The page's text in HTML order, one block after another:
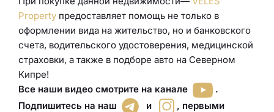
Property предоставляет помощь не только в
оформлении вида на жительство, но и банковского
счета, водительского удостоверения, медицинской
страховки, а также в подборе авто на Северном
Кипре!
Все наши видео смотрите на канале
.
Подпишитесь на наш
и , первыми